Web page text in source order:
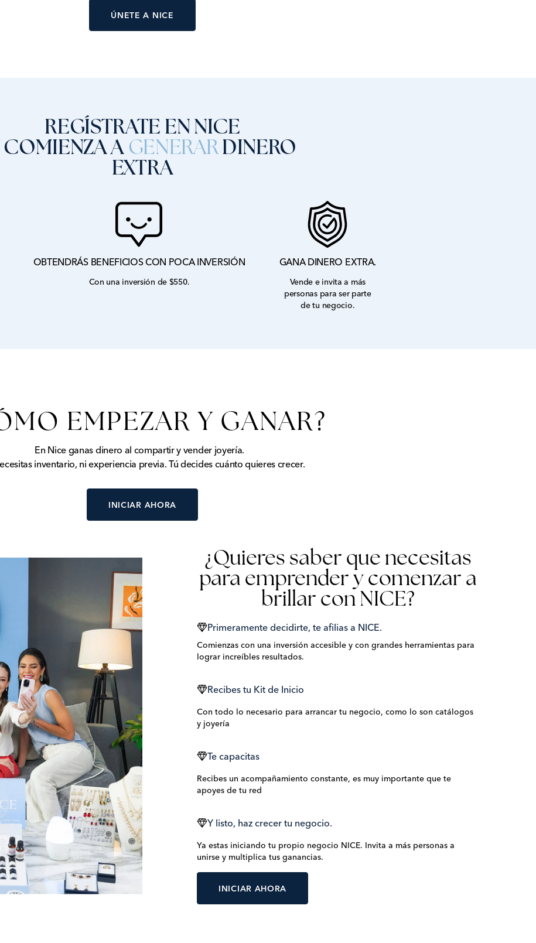
ÚNETE A NICE
REGÍSTRATE EN NICE
COMIENZA A GENERARDINERO
EXTRA
OBTENDRÁS BENEFICIOS CON POCA INVERSIÓN
Con una inversión de $550.
GANA DINERO EXTRA.
Vende e invita a más
personas para ser parte
de tu negocio.
EMPEZAR Y GANAR?
En Nice ganas dinero al compartir y vender joyería.
inventario, ni experiencia previa. Tú decides cuánto quieres crecer.
INICIAR AHORA
¿Quieres saber que necesitas
para emprender y comenzar a
brillar con NICE?
Primeramente decidirte, te afilias a NICE.
Comienzas con una inversión accesible y con grandes herramientas para
lograr increíbles resultados.
Recibes tu Kit de Inicio
Con todo lo necesario para arrancar tu negocio, como lo son catálogos
y joyería
Te capacitas
Recibes un acompañamiento constante, es muy importante que te
apoyes de tu red
Y listo, haz crecer tu negocio.
Ya estas iniciando tu propio negocio NICE. Invita a más personas a
unirse y multiplica tus ganancias.
INICIAR AHORA